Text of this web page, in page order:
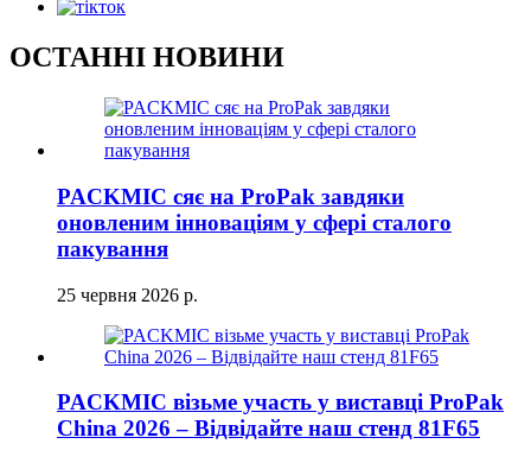
ОСТАННІ НОВИНИ
PACKMIC сяє на ProPak завдяки
оновленим інноваціям у сфері сталого
пакування
25 червня 2026 р.
PACKMIC візьме участь у виставці ProPak
China 2026 – Відвідайте наш стенд 81F65